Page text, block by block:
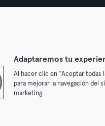
Sports Group GmbH.
Adaptaremos tu
Al hacer clic en “Aceptar todas
para mejorar la navegación del
marketing.